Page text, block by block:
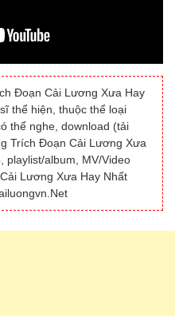
Đoạn Cải Lương Xưa Hay
thể hiện, thuộc thể loại
thể nghe, download (tải
Trích Đoạn Cải Lương Xưa
playlist/album, MV/Video
Lương Xưa Hay Nhất